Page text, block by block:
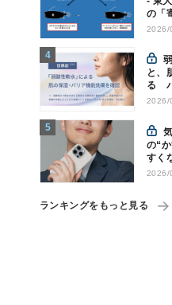
の「
2026/
弱酸性軟水で顔を洗う
と、
る
確認
2026/
気分が良いと、他人
の“
すく
2026/
ランキングをもっと見る